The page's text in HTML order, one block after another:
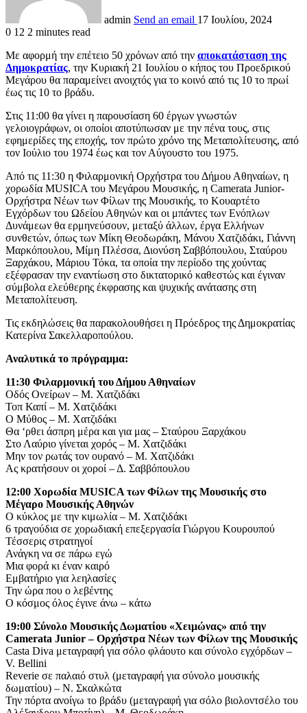
admin Send an email 17 Ιουλίου, 2024
0 12 2 minutes read
Με αφορμή την επέτειο 50 χρόνων από την αποκατάσταση της
Δημοκρατίας, την Κυριακή 21 Ιουλίου ο κήπος του Προεδρικού
Μεγάρου θα παραμείνει ανοιχτός για το κοινό από τις 10 το πρωί
έως τις 10 το βράδυ.
Στις 11:00 θα γίνει η παρουσίαση 60 έργων γνωστών
γελοιογράφων, οι οποίοι αποτύπωσαν με την πένα τους, στις
εφημερίδες της εποχής, τον πρώτο χρόνο της Μεταπολίτευσης, από
τον Ιούλιο του 1974 έως και τον Αύγουστο του 1975.
Από τις 11:30 η Φιλαρμονική Ορχήστρα του Δήμου Αθηναίων, η
χορωδία MUSICA του Μεγάρου Μουσικής, η Camerata Junior-
Ορχήστρα Νέων των Φίλων της Μουσικής, το Κουαρτέτο
Εγχόρδων του Ωδείου Αθηνών και οι μπάντες των Ενόπλων
Δυνάμεων θα ερμηνεύσουν, μεταξύ άλλων, έργα Ελλήνων
συνθετών, όπως των Μίκη Θεοδωράκη, Μάνου Χατζιδάκι, Γιάννη
Μαρκόπουλου, Μίμη Πλέσσα, Διονύση Σαββόπουλου, Σταύρου
Ξαρχάκου, Μάριου Τόκα, τα οποία την περίοδο της χούντας
εξέφρασαν την εναντίωση στο δικτατορικό καθεστώς και έγιναν
σύμβολα ελεύθερης έκφρασης και ψυχικής ανάτασης στη
Μεταπολίτευση.
Τις εκδηλώσεις θα παρακολουθήσει η Πρόεδρος της Δημοκρατίας
Κατερίνα Σακελλαροπούλου.
Αναλυτικά το πρόγραμμα:
11:30 Φιλαρμονική του Δήμου Αθηναίων
Οδός Ονείρων – Μ. Χατζιδάκι
Τοπ Καπί – Μ. Χατζιδάκι
Ο Μύθος – Μ. Χατζιδάκι
Θα ‘ρθει άσπρη μέρα και για μας – Σταύρου Ξαρχάκου
Στο Λαύριο γίνεται χορός – Μ. Χατζιδάκι
Μην τον ρωτάς τον ουρανό – Μ. Χατζιδάκι
Ας κρατήσουν οι χοροί – Δ. Σαββόπουλου
12:00 Χορωδία MUSICA των Φίλων της Μουσικής στο
Μέγαρο Μουσικής Αθηνών
Ο κύκλος με την κιμωλία – Μ. Χατζιδάκι
6 τραγούδια σε χορωδιακή επεξεργασία Γιώργου Κουρουπού
Τέσσερις στρατηγοί
Ανάγκη να σε πάρω εγώ
Μια φορά κι έναν καιρό
Εμβατήριο για λεηλασίες
Την ώρα που ο λεβέντης
Ο κόσμος όλος έγινε άνω – κάτω
19:00 Σύνολο Μουσικής Δωματίου «Χειμώνας» από την
Camerata Junior – Ορχήστρα Νέων των Φίλων της Μουσικής
Casta Diva μεταγραφή για σόλο φλάουτο και σύνολο εγχόρδων –
V. Bellini
Reverie σε παλαιό στυλ (μεταγραφή για σύνολο μουσικής
δωματίου) – Ν. Σκαλκώτα
Την πόρτα ανοίγω το βράδυ (μεταγραφή για σόλο βιολοντσέλο του